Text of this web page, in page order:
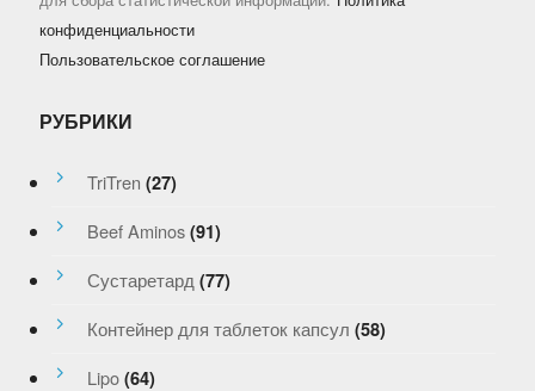
конфиденциальности
Пользовательское соглашение
РУБРИКИ
TriTren (27)
Beef Aminos (91)
Сустаретард (77)
Контейнер для таблеток капсул (58)
Lipo (64)